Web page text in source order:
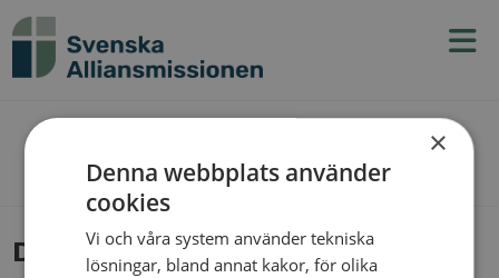
The Blog
DSC_0451
×
Denna webbplats använder
cookies
Vi och våra system använder tekniska
lösningar, bland annat kakor, för olika